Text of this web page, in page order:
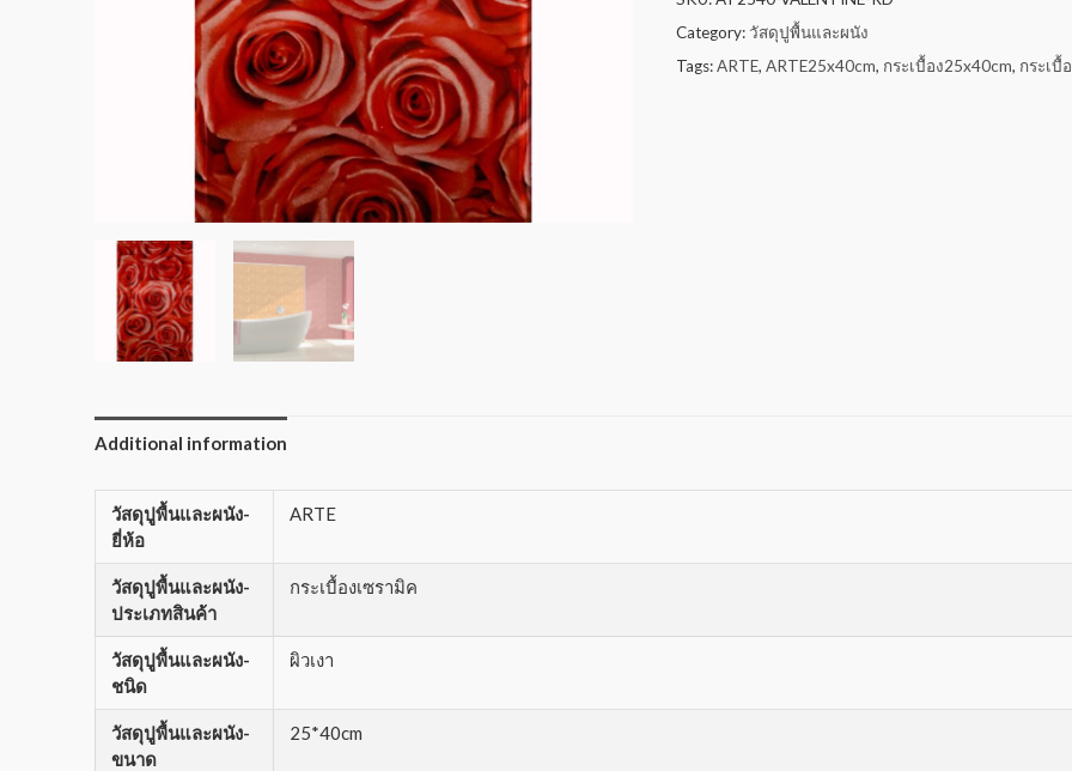
Category: วัสดุปูพื้นและผนัง
Tags:ARTE, ARTE25x40cm, กระเบื้อง25x40cm, กระเบื้
Additional information
วัสดุปูพื้นและผนัง-
ยี่ห้อ
ARTE
วัสดุปูพื้นและผนัง-
ประเภทสินค้า
กระเบื้องเซรามิค
วัสดุปูพื้นและผนัง-
ชนิด
ผิวเงา
วัสดุปูพื้นและผนัง-
ขนาด
25*40cm